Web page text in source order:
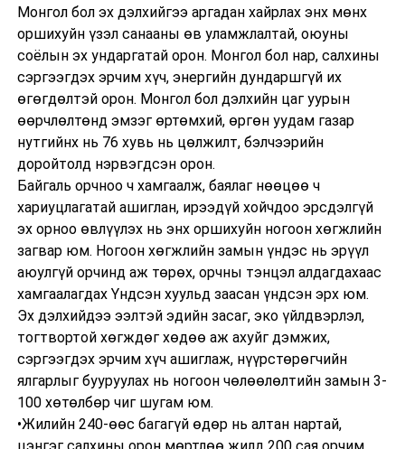
Монгол бол эх дэлхийгээ аргадан хайрлах энх мөнх
оршихуйн үзэл санааны өв уламжлалтай, оюуны
соёлын эх ундаргатай орон. Монгол бол нар, салхины
сэргээгдэх эрчим хүч, энергийн дундаршгүй их
өгөгдөлтэй орон. Монгол бол дэлхийн цаг уурын
өөрчлөлтөнд эмзэг өртөмхий, өргөн уудам газар
нутгийнх нь 76 хувь нь цөлжилт, бэлчээрийн
доройтолд нэрвэгдсэн орон.
Байгаль орчноо ч хамгаалж, баялаг нөөцөө ч
хариуцлагатай ашиглан, ирээдүй хойчдоо эрсдэлгүй
эх орноо өвлүүлэх нь энх оршихуйн ногоон хөгжлийн
загвар юм. Ногоон хөгжлийн замын үндэс нь эрүүл
аюулгүй орчинд аж төрөх, орчны тэнцэл алдагдахаас
хамгаалагдах Үндсэн хуульд заасан үндсэн эрх юм.
Эх дэлхийдээ ээлтэй эдийн засаг, эко үйлдвэрлэл,
тогтвортой хөгждөг хөдөө аж ахуйг дэмжих,
сэргээгдэх эрчим хүч ашиглаж, нүүрстөрөгчийн
ялгарлыг бууруулах нь ногоон чөлөөлөлтийн замын 3-
100 хөтөлбөр чиг шугам юм.
•Жилийн 240-өөс багагүй өдөр нь алтан нартай,